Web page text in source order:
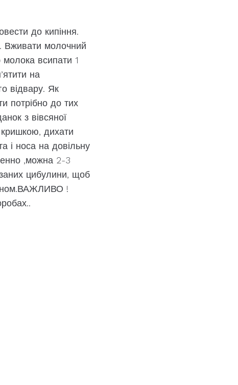
до кипіння.
Вживати молочний
молока всипати 1
на
відвару. Як
потрібно до тих
з вівсяної
кришкою, дихати
і носа на довільну
,можна 2-3
цибулини, щоб
!